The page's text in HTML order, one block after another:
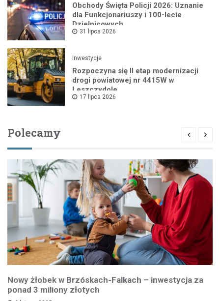
Obchody Święta Policji 2026: Uznanie
dla Funkcjonariuszy i 100-lecie
Dzielnicowych
31 lipca 2026
Inwestycje
Rozpoczyna się II etap modernizacji
drogi powiatowej nr 4415W w
Leszczydole
17 lipca 2026
Polecamy
Nowy żłobek w Brzóskach-Falkach – inwestycja za
ponad 3 miliony złotych